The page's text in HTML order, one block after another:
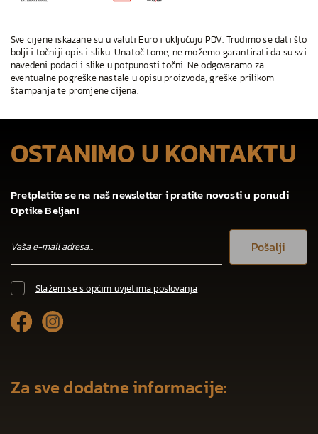
Sve cijene iskazane su u valuti Euro i uključuju PDV. Trudimo se dati što
bolji i točniji opis i sliku. Unatoč tome, ne možemo garantirati da su svi
navedeni podaci i slike u potpunosti točni. Ne odgovaramo za
eventualne pogreške nastale u opisu proizvoda, greške prilikom
štampanja te promjene cijena.
OSTANIMO U KONTAKTU
Pretplatite se na naš newsletter i pratite novosti u ponudi
Optike Beljan!
Pošalji
Slažem se s općim uvjetima poslovanja
Za sve dodatne informacije: